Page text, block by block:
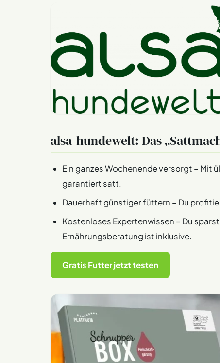
alsa-hundewelt: Das
Ein ganzes Wochenende versorgt – Mit
garantiert satt.
Dauerhaft günstiger füttern – Du
Kostenloses Expertenwissen – Du
Ernährungsberatung ist inklusive.
Gratis Futter jetzt testen